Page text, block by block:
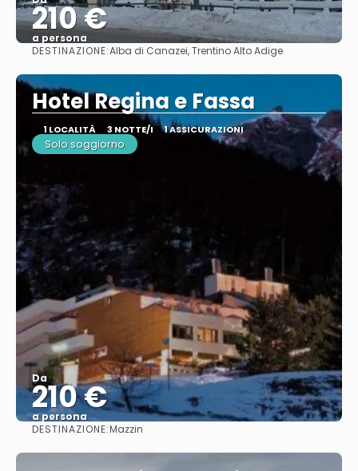
210 €
a persona
Vedere
DESTINAZIONE:Alba di Canazei, Trentino Alto Adige
Hotel Regina e Fassa
1 LOCALITÀ 3 NOTTE/I 1 ASSICURAZIONI
Solo soggiorno
Da
210 €
a persona
DESTINAZIONE:Mazzin